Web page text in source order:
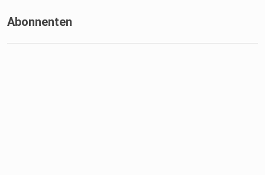
Abonnenten